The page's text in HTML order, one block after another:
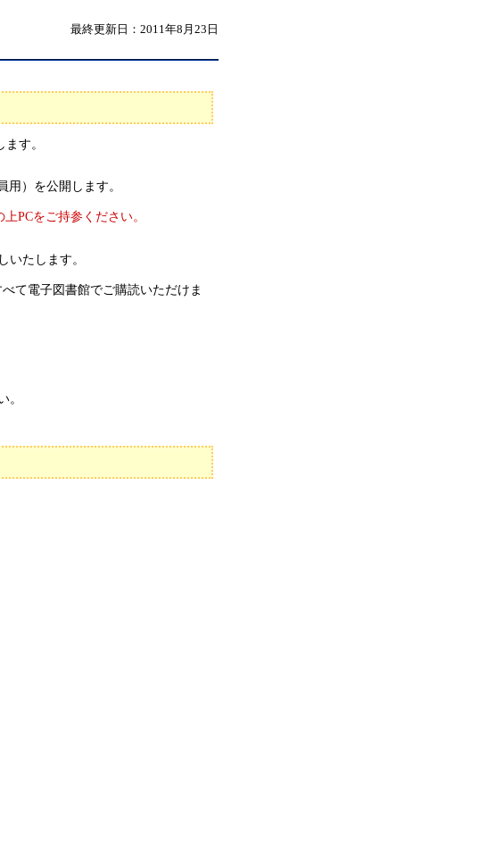
最終更新日：2011年8月23日
す。
用）を公開します。
PCをご持参ください。
いたします。
て電子図書館でご購読いただけま
。